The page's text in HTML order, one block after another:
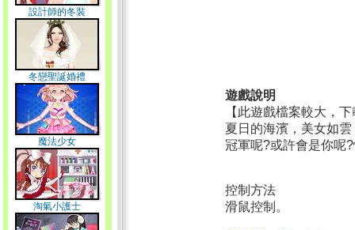
設計師的冬裝
冬戀聖誕婚禮
魔法少女
淘氣小護士
遊戲說明
【此遊戲檔案較大，
夏日的海濱，美女如
冠軍呢?或許會是你呢
控制方法
滑鼠控制。